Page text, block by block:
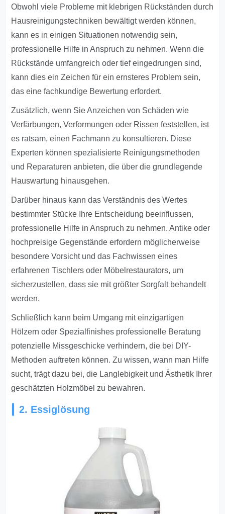
Obwohl viele Probleme mit klebrigen Rückständen durch
Hausreinigungstechniken bewältigt werden können,
kann es in einigen Situationen notwendig sein,
professionelle Hilfe in Anspruch zu nehmen. Wenn die
Rückstände umfangreich oder tief eingedrungen sind,
kann dies ein Zeichen für ein ernsteres Problem sein,
das eine fachkundige Bewertung erfordert.
Zusätzlich, wenn Sie Anzeichen von Schäden wie
Verfärbungen, Verformungen oder Rissen feststellen, ist
es ratsam, einen Fachmann zu konsultieren. Diese
Experten können spezialisierte Reinigungsmethoden
und Reparaturen anbieten, die über die grundlegende
Hauswartung hinausgehen.
Darüber hinaus kann das Verständnis des Wertes
bestimmter Stücke Ihre Entscheidung beeinflussen,
professionelle Hilfe in Anspruch zu nehmen. Antike oder
hochpreisige Gegenstände erfordern möglicherweise
besondere Vorsicht und das Fachwissen eines
erfahrenen Tischlers oder Möbelrestaurators, um
sicherzustellen, dass sie mit größter Sorgfalt behandelt
werden.
Schließlich kann beim Umgang mit einzigartigen
Hölzern oder Spezialfinishes professionelle Beratung
potenzielle Missgeschicke verhindern, die bei DIY-
Methoden auftreten können. Zu wissen, wann man Hilfe
sucht, trägt dazu bei, die Langlebigkeit und Ästhetik Ihrer
geschätzten Holzmöbel zu bewahren.
2. Essiglösung